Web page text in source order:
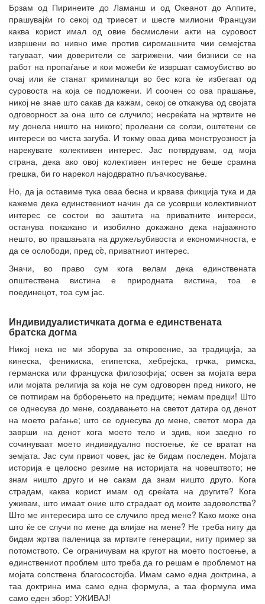
Брзам од Пиринеите до Ламанш и од Океанот до Алпите,
прашувајќи го секој од триесет и шесте милиони Французи
каква корист имал од овие бесмислени акти на суровост
извршени во нивно име против сиромашните чии семејства
тагуваат, чии доверители се загрижени, чии бизниси се на
работ на пропаѓање и кои можеби ќе извршат самоубиство во
очај или ќе станат криминалци во бес кога ќе избегаат од
суровоста на која се подложени. И соочен со ова прашање,
никој не знае што сакав да кажам, секој се откажува од својата
одговорност за она што се случило; несреќата на жртвите не
му донела ништо на никого; пролеани се солзи, оштетени се
интереси во чиста загуба. И токму оваа дива монструозност ја
нарекувате колективен интерес. Јас потврдувам, од моја
страна, дека ако овој колективен интерес не беше срамна
грешка, би го нарекол најодвратно пљачкосување.
Но, да ја оставиме тука оваа бесна и крвава фикција тука и да
кажеме дека единствениот начин да се усоврши колективниот
интерес се состои во заштита на приватните интереси,
останува покажано и изобилно докажано дека најважното
нешто, во прашањата на дружељубивоста и економичноста, е
да се ослободи, пред сè, приватниот интерес.
Значи, во право сум кога велам дека единствената
општествена вистина е природната вистина, тоа е
поединецот, тоа сум јас.
Индивидуалистичката догма е единствената
братска догма
Никој нека не ми зборува за откровение, за традиција, за
кинеска, феникиска, египетска, хебрејска, грчка, римска,
германска или француска филозофија; освен за мојата вера
или мојата религија за која не сум одговорен пред никого, не
се потпирам на брборењето на предците; немам предци! Што
се однесува до мене, создавањето на светот датира од денот
на моето раѓање; што се однесува до мене, светот мора да
заврши на денот кога моето тело и здив, кои заедно го
сочинуваат моето индивидуално постоење, ќе се вратат на
земјата. Јас сум првиот човек, јас ќе бидам последен. Мојата
историја е целосно резиме на историјата на човештвото; не
знам ништо друго и не сакам да знам ништо друго. Кога
страдам, каква корист имам од среќата на другите? Кога
уживам, што имаат оние што страдаат од моите задоволства?
Што ме интересира што се случило пред мене? Како може она
што ќе се случи по мене да влијае на мене? Не треба ниту да
бидам жртва паленица за мртвите генерации, ниту пример за
потомството. Се ограничувам на кругот на моето постоење, а
единствениот проблем што треба да го решам е проблемот на
мојата сопствена благосостојба. Имам само една доктрина, а
таа доктрина има само една формула, а таа формула има
само еден збор: УЖИВАЈ!